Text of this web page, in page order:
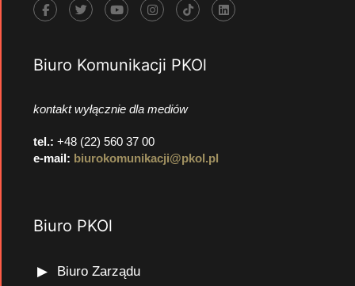
Biuro Komunikacji PKOl
kontakt wyłącznie dla mediów
tel.: +48 (22) 560 37 00
e-mail: biurokomunikacji@pkol.pl
Biuro PKOl
Biuro Zarządu